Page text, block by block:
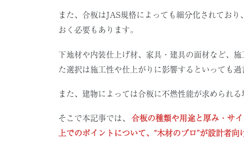
また、合板はJAS規格によっても細分化されてお
おく必要もあります。
下地材や内装仕上げ材、家具・建具の面材など、
た選択は施工性や仕上がりに影響するといっても過
また、建物によっては合板に不燃性能が求められる
そこで本記事では、 合板の種類や用途と厚み・サ
上でのポイントについて、“木材のプロ”が設計者向